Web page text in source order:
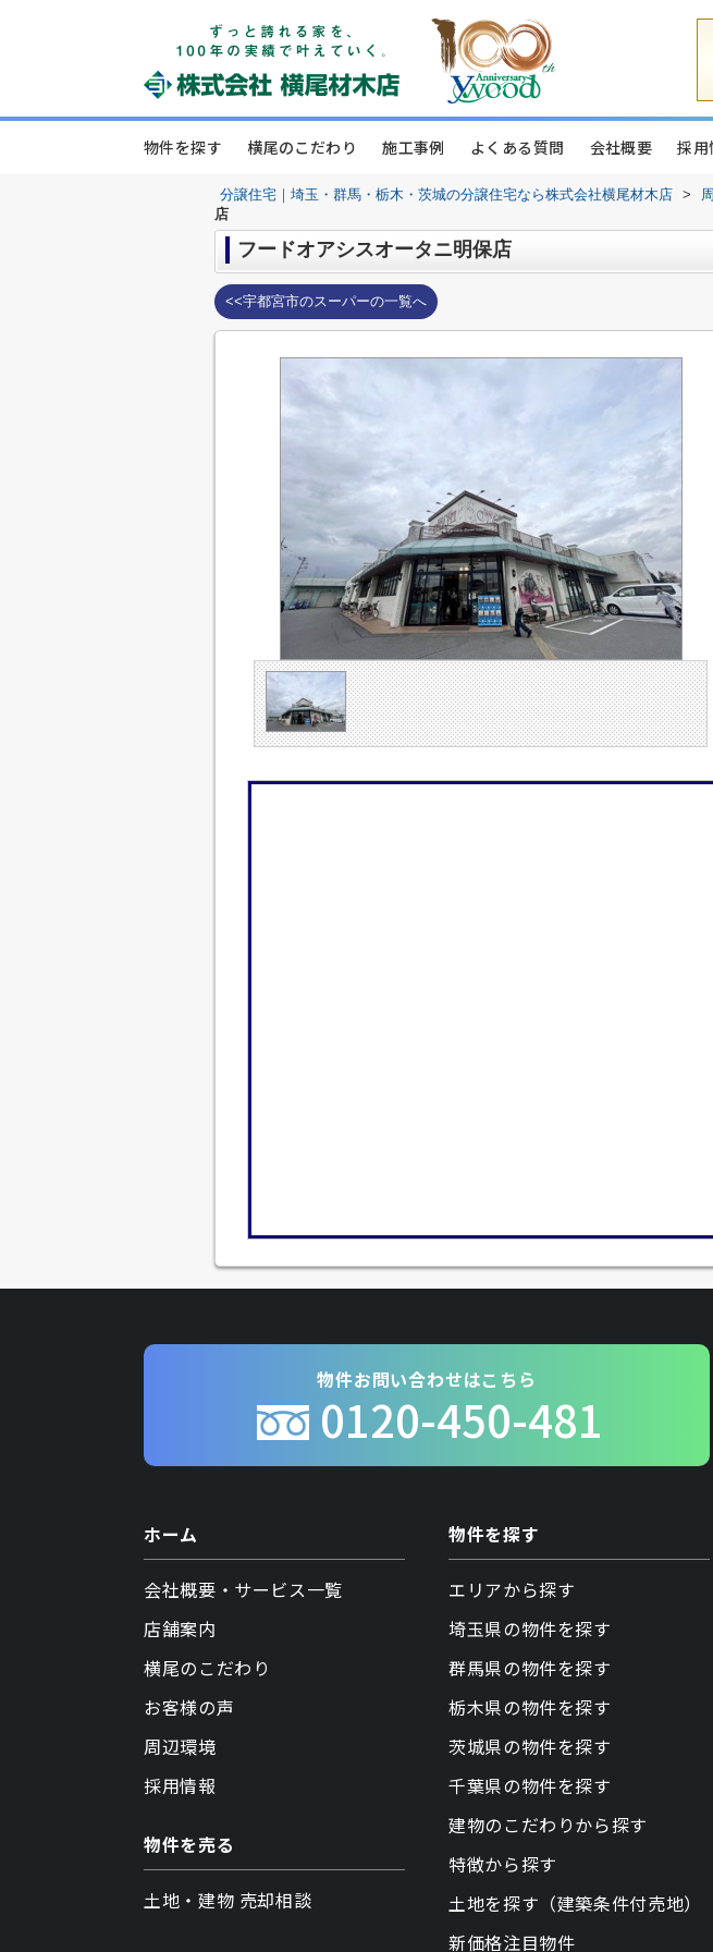
物件を探す 横尾のこだわり 施工事例 よくある質問 会社概要 採用
分譲住宅｜埼玉・群馬・栃木・茨城の分譲住宅なら株式会社横尾材木店 >
店
フードオアシスオータニ明保店
<<宇都宮市のスーパーの一覧へ
物件お問い合わせはこちら
0120-450-481
ホーム
会社概要・サービス一覧
店舗案内
横尾のこだわり
お客様の声
周辺環境
採用情報
物件を売る
土地・建物 売却相談
物件を探す
エリアから探す
埼玉県の物件を探す
群馬県の物件を探す
栃木県の物件を探す
茨城県の物件を探す
千葉県の物件を探す
建物のこだわりから探す
特徴から探す
土地を探す（建築条件付売地）
新価格注目物件